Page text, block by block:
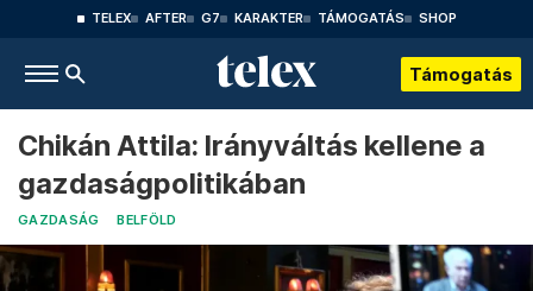
TELEX AFTER G7 KARAKTER TÁMOGATÁS SHOP
Támogatás
Chikán Attila: Irányváltás kellene a
gazdaságpolitikában
GAZDASÁG BELFÖLD